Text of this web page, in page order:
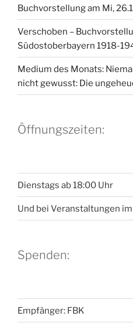
Buchvorstellung am Mi,
Verschoben –
Südostoberbayern 1918-
Medium des Monats:
nicht gewusst: Die
Öffnungszeiten:
Dienstags ab 18:00 Uhr
Und bei Veranstaltungen im
Spenden:
Empfänger: FBK